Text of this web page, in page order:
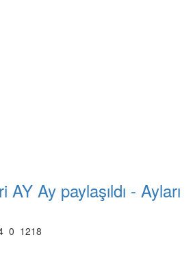
Ay paylaşıldı - Ayları
0 1218